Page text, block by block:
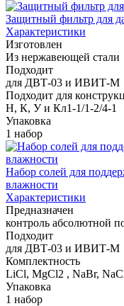
Защитный фильтр для
Характеристики
Изготовлен
Из нержавеющей стали
Подходит
для ДВТ-03 и ИВИТ-М
Подходит для
Н, К, У и Кл1-1/1-2/4-1
Упаковка
1 набор
Набор солей для
влажности
Характеристики
Предназначен
контроль абсолютной
Подходит
для ДВТ-03 и ИВИТ-М
Комплектность
LiCl, MgCl2 , NaBr,
Упаковка
1 набор